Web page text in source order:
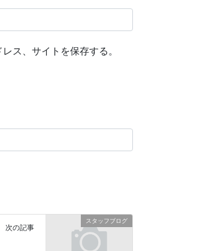
ス、サイトを保存する。
スタッフブログ
次の記事